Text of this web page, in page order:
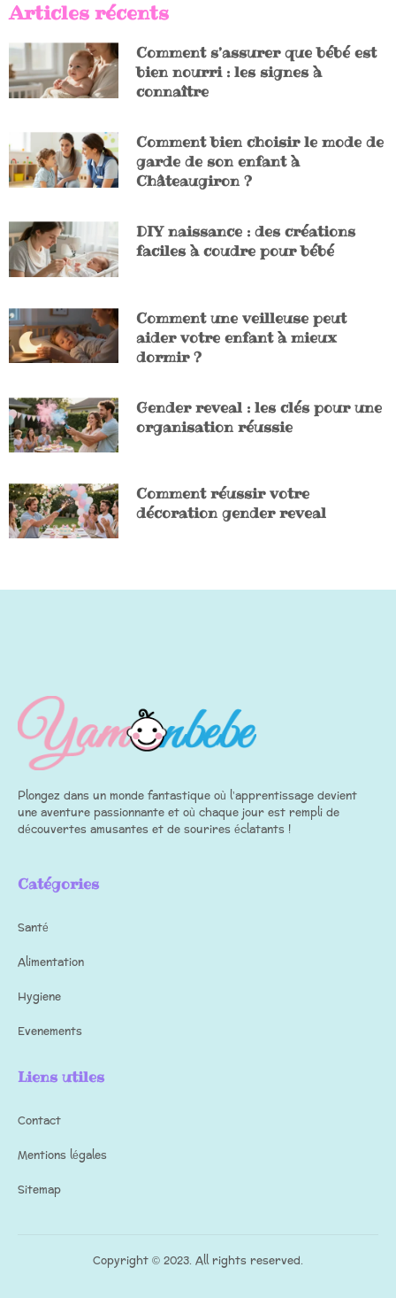
Articles récents
Comment s’assurer que bébé est
bien nourri : les signes à
connaître
Comment bien choisir le mode de
garde de son enfant à
Châteaugiron ?
DIY naissance : des créations
faciles à coudre pour bébé
Comment une veilleuse peut
aider votre enfant à mieux
dormir ?
Gender reveal : les clés pour une
organisation réussie
Comment réussir votre
décoration gender reveal
Plongez dans un monde fantastique où l’apprentissage devient
une aventure passionnante et où chaque jour est rempli de
découvertes amusantes et de sourires éclatants !
Catégories
Santé
Alimentation
Hygiene
Evenements
Liens utiles
Contact
Mentions légales
Sitemap
Copyright © 2023. All rights reserved.